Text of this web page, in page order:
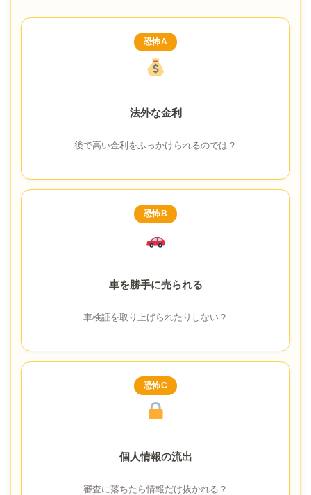
恐怖A
法外な金利
後で高い金利をふっかけられるのでは？
恐怖B
車を勝手に売られる
車検証を取り上げられたりしない？
恐怖C
個人情報の流出
審査に落ちたら情報だけ抜かれる？